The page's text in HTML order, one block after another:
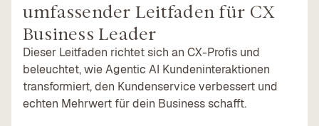
umfassender Leitfaden für CX
Business Leader
Dieser Leitfaden richtet sich an CX-Profis und
beleuchtet, wie Agentic AI Kundeninteraktionen
transformiert, den Kundenservice verbessert und
echten Mehrwert für dein Business schafft.